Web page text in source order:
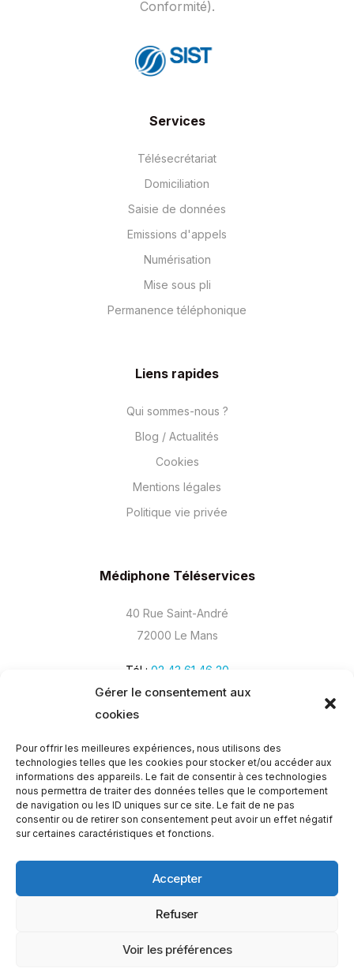
Gérer le consentement aux
cookies
Pour offrir les meilleures expériences, nous utilisons des
technologies telles que les cookies pour stocker et/ou accéder aux
informations des appareils. Le fait de consentir à ces technologies
nous permettra de traiter des données telles que le comportement
de navigation ou les ID uniques sur ce site. Le fait de ne pas
consentir ou de retirer son consentement peut avoir un effet négatif
sur certaines caractéristiques et fonctions.
Accepter
Refuser
Voir les préférences
61 46
Conformité).
Services
Télésecrétariat
Domiciliation
Saisie de données
Emissions d'appels
Numérisation
Mise sous pli
Permanence téléphonique
Liens rapides
Qui sommes-nous ?
Blog / Actualités
Cookies
Mentions légales
Politique vie privée
Médiphone Téléservices
40 Rue Saint-André
72000 Le Mans
Tél : 02 43 61 46 20
Réalisation